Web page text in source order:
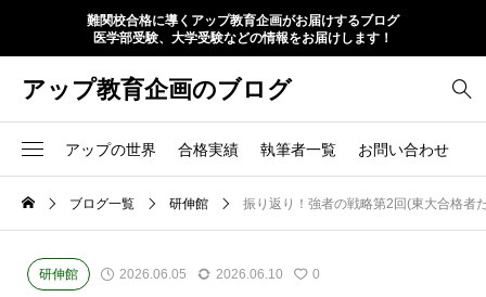
難関校合格に導くアップ教育企画がお届けするブログ
医学部受験、大学受験などの情報をお届けします！
アップ教育企画のブログ
アップの世界 合格実績 執筆者一覧 お問い合わせ
ブログ一覧 研伸館 振り返り！強者の戦略第2回(東大合格者
研伸館 2026.06.05 2026.06.10 0